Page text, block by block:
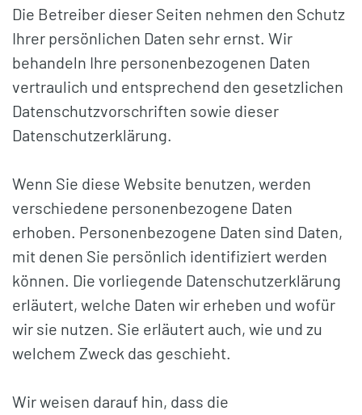
Die Betreiber dieser Seiten nehmen den Schutz
Ihrer persönlichen Daten sehr ernst. Wir
behandeln Ihre personenbezogenen Daten
vertraulich und entsprechend den gesetzlichen
Datenschutzvorschriften sowie dieser
Datenschutzerklärung.
Wenn Sie diese Website benutzen, werden
verschiedene personenbezogene Daten
erhoben. Personenbezogene Daten sind Daten,
mit denen Sie persönlich identifiziert werden
können. Die vorliegende Datenschutzerklärung
erläutert, welche Daten wir erheben und wofür
wir sie nutzen. Sie erläutert auch, wie und zu
welchem Zweck das geschieht.
Wir weisen darauf hin, dass die